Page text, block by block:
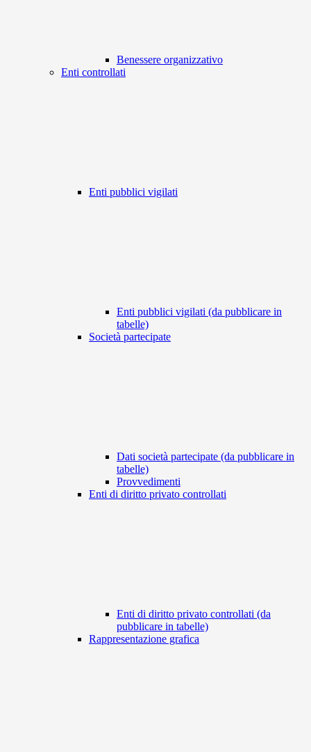
Benessere organizzativo
Enti controllati
Enti pubblici vigilati
Enti pubblici vigilati (da pubblicare in
tabelle)
Società partecipate
Dati società partecipate (da pubblicare in
tabelle)
Provvedimenti
Enti di diritto privato controllati
Enti di diritto privato controllati (da
pubblicare in tabelle)
Rappresentazione grafica